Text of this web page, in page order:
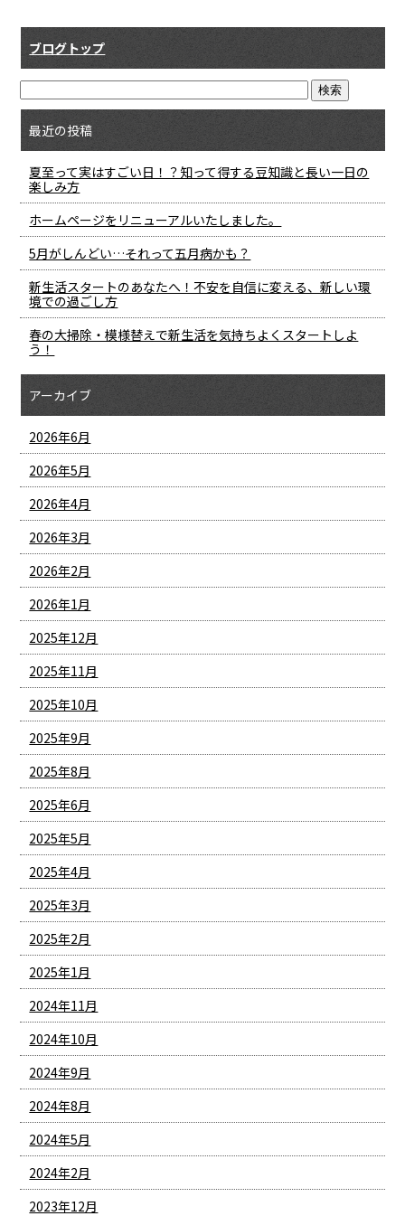
ブログトップ
最近の投稿
夏至って実はすごい日！？知って得する豆知識と長い一日の
楽しみ方
ホームページをリニューアルいたしました。
5月がしんどい…それって五月病かも？
新生活スタートのあなたへ！不安を自信に変える、新しい環
境での過ごし方
春の大掃除・模様替えで新生活を気持ちよくスタートしよ
う！
アーカイブ
2026年6月
2026年5月
2026年4月
2026年3月
2026年2月
2026年1月
2025年12月
2025年11月
2025年10月
2025年9月
2025年8月
2025年6月
2025年5月
2025年4月
2025年3月
2025年2月
2025年1月
2024年11月
2024年10月
2024年9月
2024年8月
2024年5月
2024年2月
2023年12月